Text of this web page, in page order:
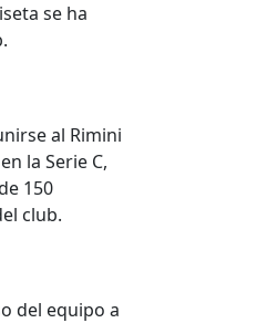
se ha
al Rimini
la Serie C,
150
club.
del equipo a